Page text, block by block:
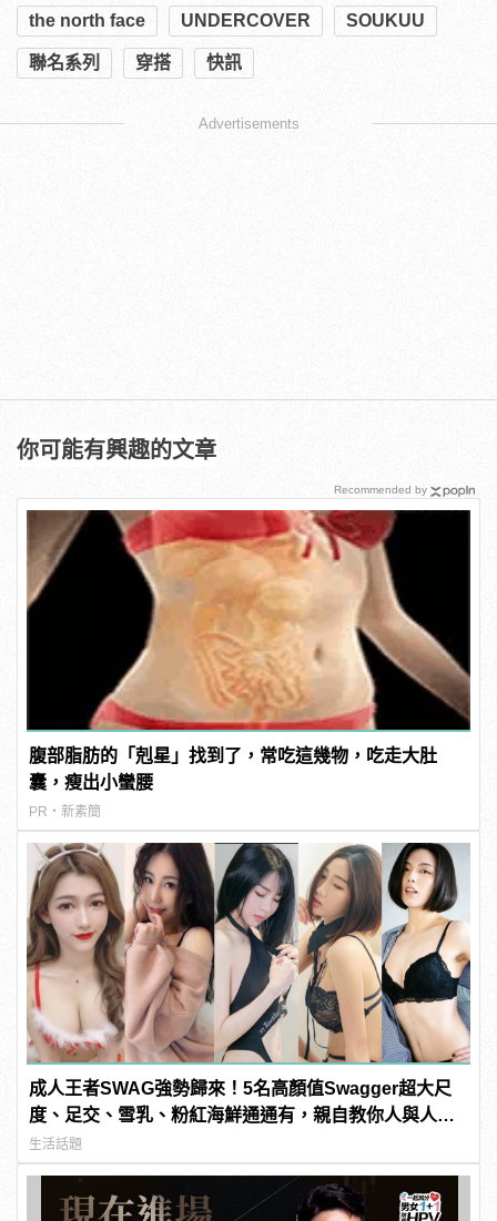
the north face UNDERCOVER SOUKUU
聯名系列 穿搭 快訊
Advertisements
你可能有興趣的文章
腹部脂肪的「剋星」找到了，常吃這幾物，吃走大肚
囊，瘦出小蠻腰
PR・新素簡
成人王者SWAG強勢歸來！5名高顏值Swagger超大尺
度、足交、雪乳、粉紅海鮮通通有，親自教你人與人的
連結！ | manfashion這樣變型男
生活話題
Recommended by